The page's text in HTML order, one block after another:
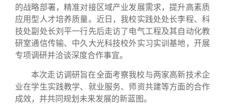
的战略部署，精准对接区域产业发展需求，提升高素质
应用型人才培养质量。近日，我校实践处处长李程、科
技处副处长刘平一行先后走访了电气工程及其自动化教
研室通信传输、中久大光科技校外实习实训基地，开展
专项调研并洽谈深度合作事宜。
本次走访调研旨在全面考察我校与两家高新技术企
业在学生实践教学、就业服务、师资共建等方面的合作
成效，并共同规划未来发展的新蓝图。